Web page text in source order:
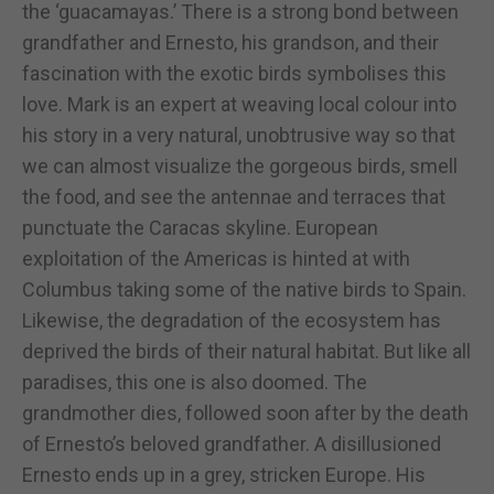
the ‘guacamayas.’ There is a strong bond between
grandfather and Ernesto, his grandson, and their
fascination with the exotic birds symbolises this
love. Mark is an expert at weaving local colour into
his story in a very natural, unobtrusive way so that
we can almost visualize the gorgeous birds, smell
the food, and see the antennae and terraces that
punctuate the Caracas skyline. European
exploitation of the Americas is hinted at with
Columbus taking some of the native birds to Spain.
Likewise, the degradation of the ecosystem has
deprived the birds of their natural habitat. But like all
paradises, this one is also doomed. The
grandmother dies, followed soon after by the death
of Ernesto’s beloved grandfather. A disillusioned
Ernesto ends up in a grey, stricken Europe. His